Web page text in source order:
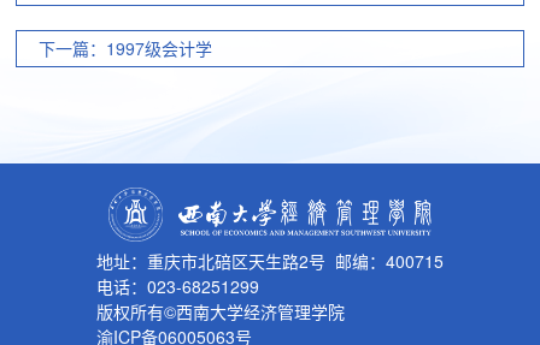
下一篇：1997级会计学
地址：重庆市北碚区天生路2号 邮编：400715
电话：023-68251299
版权所有©西南大学经济管理学院
渝ICP备06005063号